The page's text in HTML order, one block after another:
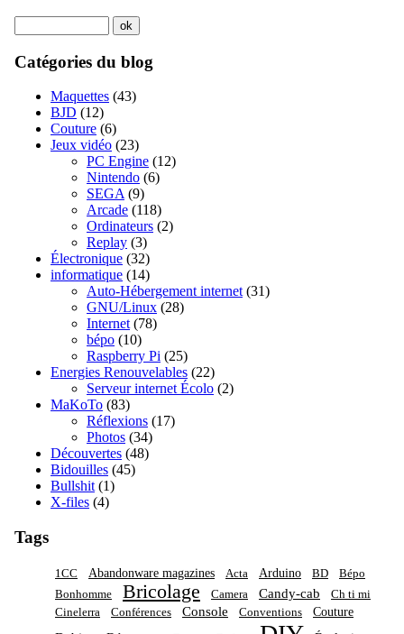
Catégories du blog
Maquettes (43)
BJD (12)
Couture (6)
Jeux vidéo (23)
PC Engine (12)
Nintendo (6)
SEGA (9)
Arcade (118)
Ordinateurs (2)
Replay (3)
Électronique (32)
informatique (14)
Auto-Hébergement internet (31)
GNU/Linux (28)
Internet (78)
bépo (10)
Raspberry Pi (25)
Energies Renouvelables (22)
Serveur internet Écolo (2)
MaKoTo (83)
Réflexions (17)
Photos (34)
Découvertes (48)
Bidouilles (45)
Bullshit (1)
X-files (4)
Tags
1CC Abandonware magazines Acta Arduino BD
Bépo
Bonhomme
Bricolage Camera Candy-cab
Ch ti mi
Cinelerra
Conférences Console Conventions Couture